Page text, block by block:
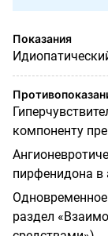
Показания
компоненту
пирфенидона в
раздел